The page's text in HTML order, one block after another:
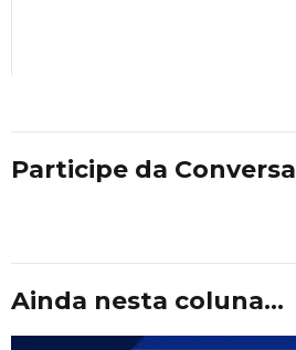
Participe da Conversa
Ainda nesta coluna...